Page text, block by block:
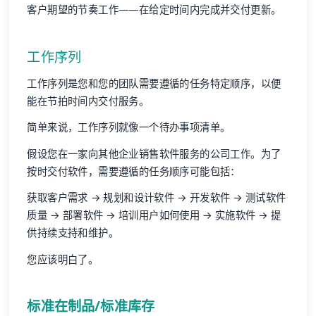
客户期望的节奏工作——在给定时间内完成并交付更新。
工作序列
工作序列是您和您的团队需要遵循的任务特定顺序，以便
能在节拍时间内交付服务。
简单来说，工作序列就像一个待办事项清单。
假设您在一家向其他企业销售软件服务的公司工作。为了
按时交付软件，需要遵循的任务顺序可能包括：
获取客户需求 → 规划和设计软件 → 开发软件 → 测试软件
质量 → 部署软件 → 培训用户如何使用 → 实施软件 → 提
供持续支持和维护。
您应该明白了。
标准在制品/标准库存